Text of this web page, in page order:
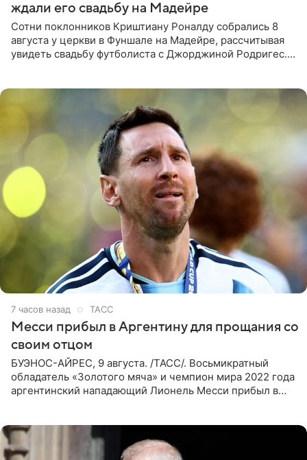
ждали его свадьбу на Мадейре
Сотни поклонников Криштиану Роналду собрались 8
августа у церкви в Фуншале на Мадейре, рассчитывая
увидеть свадьбу футболиста с Джорджиной Родригес.
7 часов назад ТАСС
Месси прибыл в Аргентину для прощания со
своим отцом
БУЭНОС-АЙРЕС, 9 августа. /ТАСС/. Восьмикратный
обладатель «Золотого мяча» и чемпион мира 2022 года
аргентинский нападающий Лионель Месси прибыл в